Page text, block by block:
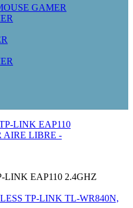
GAMER
LINK EAP110 2.4GHZ